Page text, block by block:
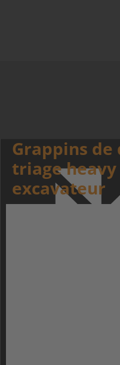
Grappins
triage
excavateur